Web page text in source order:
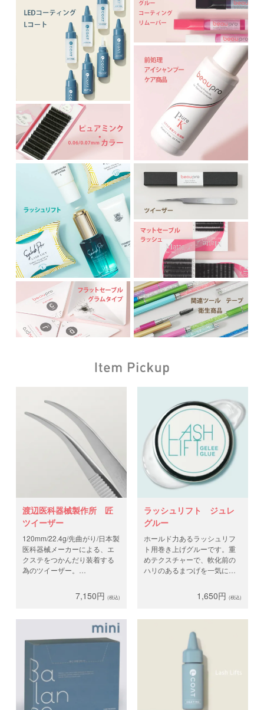
渡辺医科器械製作所 匠
ツイーザー
120mm/22.4g/先曲がり/日本製
医科器械メーカーによる、エ
クステをつかんだり装着する
為のツイーザー。
7,150円 (税込)
ラッシュリフト ジュレ
グルー
ホールド力あるラッシュリフ
ト用巻き上げグルーです。重
めテクスチャーで、軟化前の
ハリのあるまつげを一気に巻
ーです。おすすめは、ジュレ
グルーでざっくり巻上げ →1
げ がおすすめです。
1,650円 (税込)